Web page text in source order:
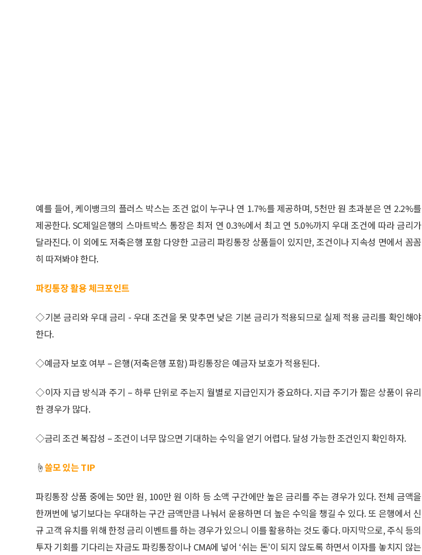
예를 들어, 케이뱅크의 플러스 박스는 조건 없이 누구나 연 1.7%를 제공하며, 5천만 원 초과분은 연 2.2%를
제공한다. SC제일은행의 스마트박스 통장은 최저 연 0.3%에서 최고 연 5.0%까지 우대 조건에 따라 금리가
달라진다. 이 외에도 저축은행 포함 다양한 고금리 파킹통장 상품들이 있지만, 조건이나 지속성 면에서 꼼꼼
히 따져봐야 한다.
파킹통장 활용 체크포인트
◇기본 금리와 우대 금리 - 우대 조건을 못 맞추면 낮은 기본 금리가 적용되므로 실제 적용 금리를 확인해야
한다.
◇예금자 보호 여부 – 은행(저축은행 포함) 파킹통장은 예금자 보호가 적용된다.
◇이자 지급 방식과 주기 – 하루 단위로 주는지 월별로 지급인지가 중요하다. 지급 주기가 짧은 상품이 유리
한 경우가 많다.
◇금리 조건 복잡성 – 조건이 너무 많으면 기대하는 수익을 얻기 어렵다. 달성 가능한 조건인지 확인하자.
☝️쓸모 있는 TIP
파킹통장 상품 중에는 50만 원, 100만 원 이하 등 소액 구간에만 높은 금리를 주는 경우가 있다. 전체 금액을
한꺼번에 넣기보다는 우대하는 구간 금액만큼 나눠서 운용하면 더 높은 수익을 챙길 수 있다. 또 은행에서 신
규 고객 유치를 위해 한정 금리 이벤트를 하는 경우가 있으니 이를 활용하는 것도 좋다. 마지막으로, 주식 등의
투자 기회를 기다리는 자금도 파킹통장이나 CMA에 넣어 ‘쉬는 돈’이 되지 않도록 하면서 이자를 놓치지 않는